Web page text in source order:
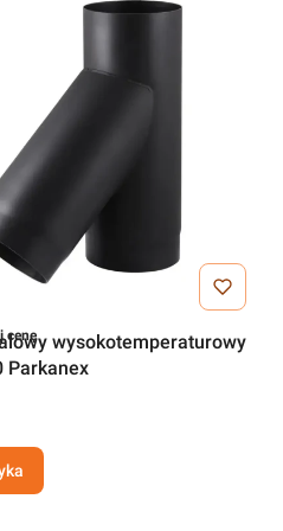
cenę
wysokotemperaturowy
Parkanex